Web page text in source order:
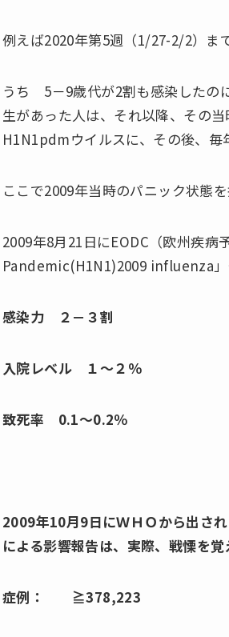
例えば2020年第5週（1/27-2/2）ま
うち 5－9歳代が2割も感染したの
生があった人は、それ以降、その
H1N1pdmウイルスに、その後、毎
ここで2009年当時のパニック状態
2009年8月21日にEODC（欧州疾病
Pandemic(H1N1)2009 influenza」
感染力 ２－３割
入院レベル １～２％
致死率 0.1～0.2％
2009年10月9日にＷＨＯから出さ
による影響報告は、実際、戦慄を覚
症例： ≧378,223